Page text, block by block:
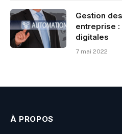
Gestion
entreprise :
digitales
7 mai 2022
À PROPOS